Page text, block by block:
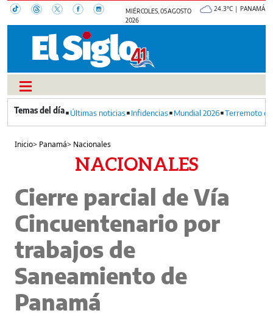
MIÉRCOLES, 05 AGOSTO
2026
24.3°C | PANAMÁ
Últimas noticias Infidencias Mundial 2026 Terremoto
Inicio> Panamá> Nacionales
NACIONALES
Cierre parcial de Vía
Cincuentenario por
trabajos de
Saneamiento de
Panamá